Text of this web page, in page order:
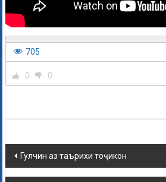
705
0 0
Гулчин аз таърихи тоҷикон